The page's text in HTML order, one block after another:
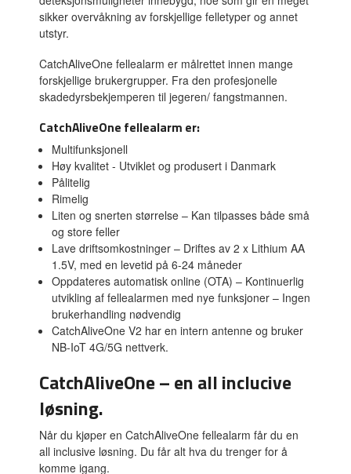
sikker overvåkning av forskjellige felletyper og annet
utstyr.
CatchAliveOne fellealarm er målrettet innen mange
forskjellige brukergrupper. Fra den profesjonelle
skadedyrsbekjemperen til jegeren/ fangstmannen.
CatchAliveOne fellealarm er:
Multifunksjonell
Høy kvalitet - Utviklet og produsert i Danmark
Pålitelig
Rimelig
Liten og snerten størrelse – Kan tilpasses både små
og store feller
Lave driftsomkostninger – Driftes av 2 x Lithium AA
1.5V, med en levetid på 6-24 måneder
Oppdateres automatisk online (OTA) – Kontinuerlig
utvikling af fellealarmen med nye funksjoner – Ingen
brukerhandling nødvendig
CatchAliveOne V2 har en intern antenne og bruker
NB-IoT 4G/5G nettverk.
CatchAliveOne – en all inclucive
løsning.
Når du kjøper en CatchAliveOne fellealarm får du en
all inclusive løsning. Du får alt hva du trenger for å
komme igang.